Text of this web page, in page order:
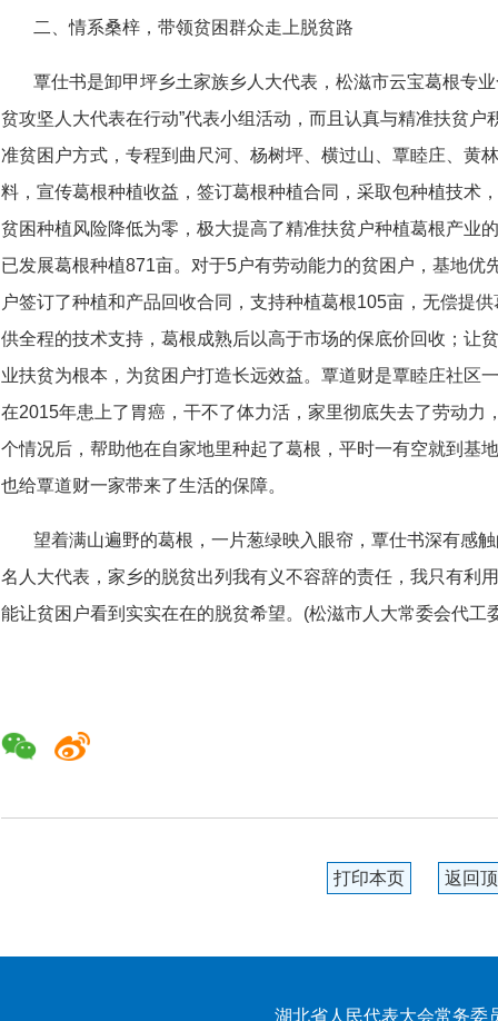
二、情系桑梓，带领贫困群众走上脱贫路
覃仕书是卸甲坪乡土家族乡人大代表，松滋市云宝葛根专
贫攻坚人大代表在行动”代表小组活动，而且认真与精准扶贫
准贫困户方式，专程到曲尺河、杨树坪、横过山、覃睦庄、黄
料，宣传葛根种植收益，签订葛根种植合同，采取包种植技术
贫困种植风险降低为零，极大提高了精准扶贫户种植葛根产业
已发展葛根种植871亩。对于5户有劳动能力的贫困户，基地优
户签订了种植和产品回收合同，支持种植葛根105亩，无偿提
供全程的技术支持，葛根成熟后以高于市场的保底价回收；让
业扶贫为根本，为贫困户打造长远效益。覃道财是覃睦庄社区
在2015年患上了胃癌，干不了体力活，家里彻底失去了劳动力
个情况后，帮助他在自家地里种起了葛根，平时一有空就到基
也给覃道财一家带来了生活的保障。
望着满山遍野的葛根，一片葱绿映入眼帘，覃仕书深有感
名人大代表，家乡的脱贫出列我有义不容辞的责任，我只有利
能让贫困户看到实实在在的脱贫希望。(松滋市人大常委会代工
打印本页 返回
湖北省人民代表大会常务委